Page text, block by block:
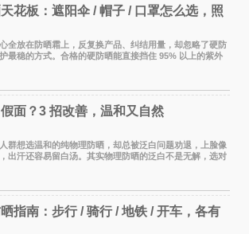
花板：遮阳伞 / 帽子 / 口罩怎么选，照
放在防晒霜上，反复换产品、纠结用量，却忽略了硬防
最稳的方式。合格的硬防晒能直接挡住 95% 以上的紫外
、补涂的问题，温
面？3 招改善，温和又自然
想选温和的纯物理防晒，却总被泛白问题劝退，上脸像
出汗还容易留白汤。其实物理防晒的泛白不是无解，选对
住温和度，又能
指南：步行 / 骑行 / 地铁 / 开车，各有